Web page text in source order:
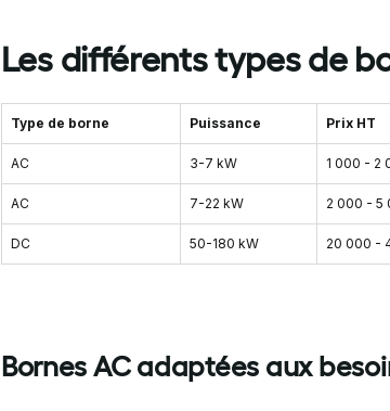
Les différents types de
Type de borne Puissance Prix HT
AC 3-7 kW 1 000 - 2
AC 7-22 kW 2 000 - 5
DC 50-180 kW 20 000 -
Bornes AC adaptées aux